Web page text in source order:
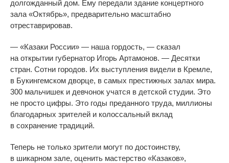
долгожданный дом. Ему передали здание концертного
зала «Октябрь», предварительно масштабно
отреставрировав.
— «Казаки России» — наша гордость, — сказал
на открытии губернатор Игорь Артамонов. — Десятки
стран. Сотни городов. Их выступления видели в Кремле,
в Букингемском дворце, в самых престижных залах мира.
300 мальчишек и девчонок учатся в детской студии. Это
не просто цифры. Это годы преданного труда, миллионы
благодарных зрителей и колоссальный вклад
в сохранение традиций.
Теперь не только зрители могут по достоинству,
в шикарном зале, оценить мастерство «Казаков»,